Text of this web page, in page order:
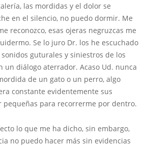
las mordidas y el dolor se
en el silencio, no puedo dormir. Me
reconozco, esas ojeras negruzcas me
Se lo juro Dr. los he escuchado
guturales y siniestros de los
un diálogo aterrador. Acaso Ud. nunca
de un gato o un perro, algo
constante evidentemente sus
pequeñas para recorrerme por dentro.
lo que me ha dicho, sin embargo,
no puedo hacer más sin evidencias